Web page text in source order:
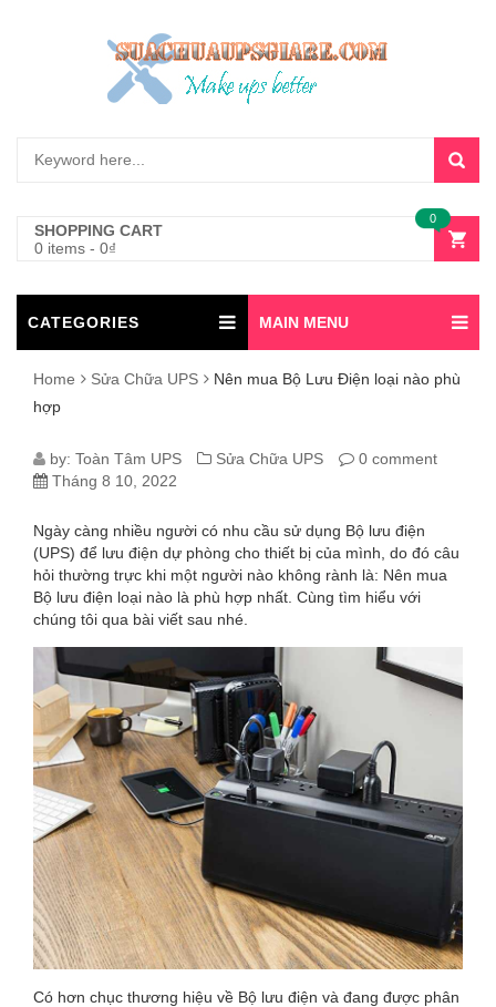
SHOPPING CART
0 items - 0₫
0
CATEGORIES MAIN MENU
Home Sửa Chữa UPS
Nên mua Bộ Lưu Điện loại nào phù
hợp
NÊN
BỘ
LƯU
ĐIỆN
LOẠI
NÀO
PHÙ
HỢP
by: Toàn Tâm UPS Sửa Chữa UPS
0 comment
Tháng 8 10, 2022
Ngày càng nhiều người có nhu cầu sử dụng Bộ lưu điện
(UPS) để lưu điện dự phòng cho thiết bị của mình, do đó câu
hỏi thường trực khi một người nào không rành là: Nên mua
Bộ lưu điện loại nào là phù hợp nhất. Cùng tìm hiểu với
chúng tôi qua bài viết sau nhé.
Có hơn chục thương hiệu về Bộ lưu điện và đang được phân